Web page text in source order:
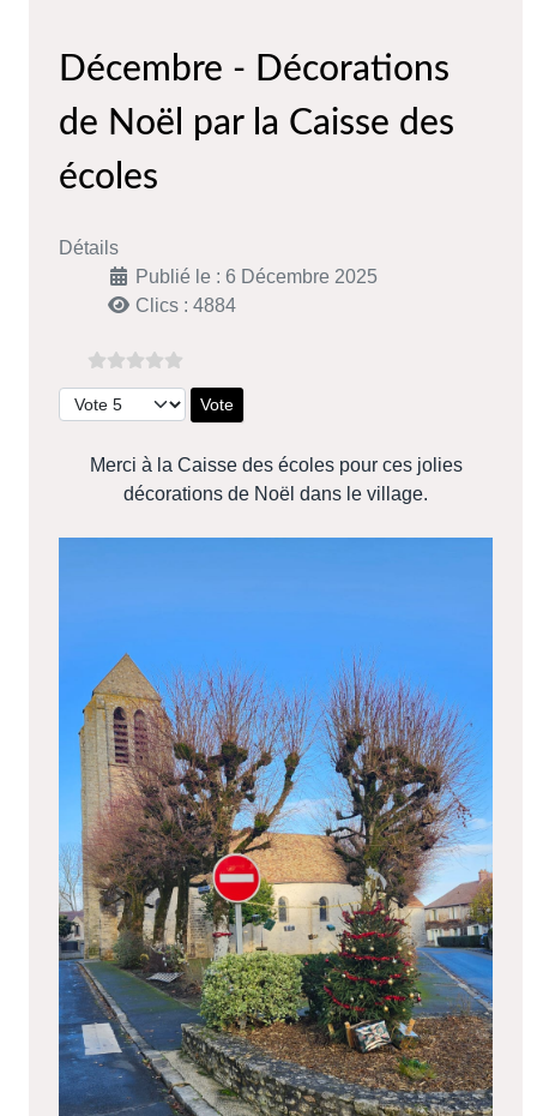
Décembre - Décorations
de Noël par la Caisse des
écoles
Détails
Publié le : 6 Décembre 2025
Clics : 4884
Veuillez voter
Merci à la Caisse des écoles pour ces jolies
décorations de Noël dans le village.